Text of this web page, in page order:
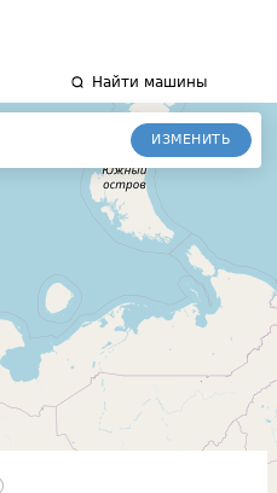
Найти машины
ИЗМЕНИТЬ